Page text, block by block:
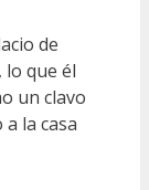
de
lo que él
un clavo
la casa